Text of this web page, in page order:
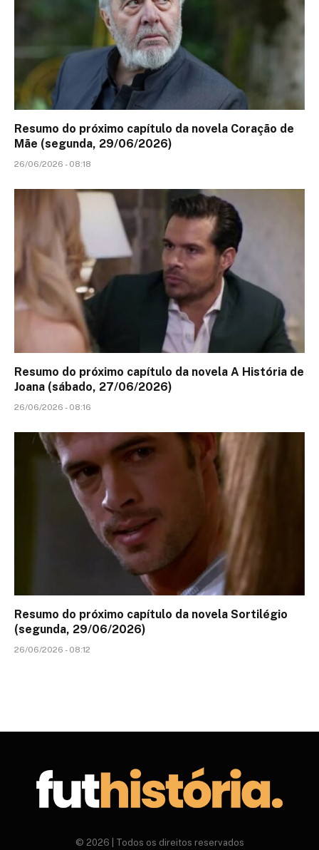
Resumo do próximo capítulo da novela Coração de
Mãe (segunda, 29/06/2026)
26/06/2026 - 08:18
Resumo do próximo capítulo da novela A História de
Joana (sábado, 27/06/2026)
26/06/2026 - 08:16
Resumo do próximo capítulo da novela Sortilégio
(segunda, 29/06/2026)
26/06/2026 - 08:12
© 2026 | Todos os direitos reservados